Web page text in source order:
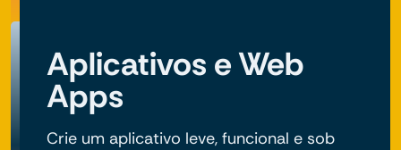
Aplicativos e Web
Apps
Crie um aplicativo leve, funcional e sob